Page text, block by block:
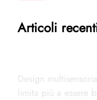
Articoli
Design
limita più a essere